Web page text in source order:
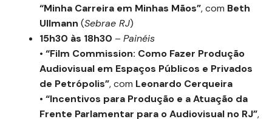
“Minha Carreira em Minhas Mãos”, com Beth
Ullmann (Sebrae RJ)
15h30 às 18h30 – Painéis
• “Film Commission: Como Fazer Produção
Audiovisual em Espaços Públicos e Privados
de Petrópolis”, com Leonardo Cerqueira
• “Incentivos para Produção e a Atuação da
Frente Parlamentar para o Audiovisual no RJ”,